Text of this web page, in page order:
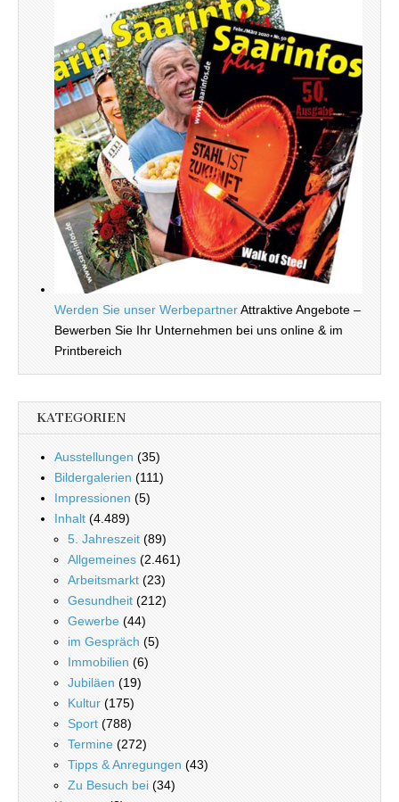
Werden Sie unser WerbepartnerAttraktive Angebote –
Bewerben Sie Ihr Unternehmen bei uns online & im
Printbereich
KATEGORIEN
Ausstellungen (35)
Bildergalerien (111)
Impressionen (5)
Inhalt (4.489)
5. Jahreszeit (89)
Allgemeines (2.461)
Arbeitsmarkt (23)
Gesundheit (212)
Gewerbe (44)
im Gespräch (5)
Immobilien (6)
Jubiläen (19)
Kultur (175)
Sport (788)
Termine (272)
Tipps & Anregungen (43)
Zu Besuch bei (34)